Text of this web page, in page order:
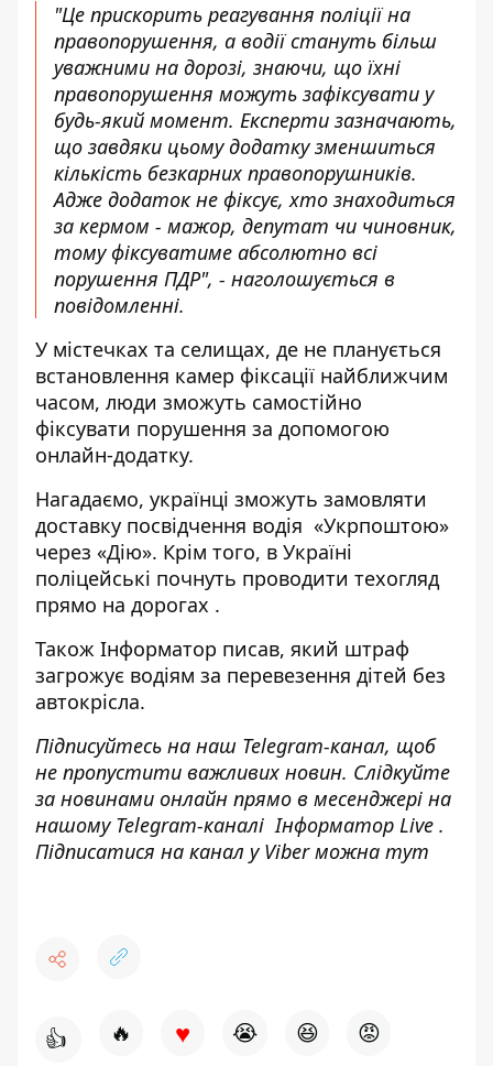
"Це прискорить реагування поліції на
правопорушення, а водії стануть більш
уважними на дорозі, знаючи, що їхні
правопорушення можуть зафіксувати у
будь-який момент. Експерти зазначають,
що завдяки цьому додатку зменшиться
кількість безкарних правопорушників.
Адже додаток не фіксує, хто знаходиться
за кермом - мажор, депутат чи чиновник,
тому фіксуватиме абсолютно всі
порушення ПДР", - наголошується в
повідомленні.
У містечках та селищах, де не планується
встановлення камер фіксації найближчим
часом, люди зможуть самостійно
фіксувати порушення за допомогою
онлайн-додатку.
Нагадаємо, українці зможуть замовляти
доставку посвідчення водія «Укрпоштою»
через «Дію». Крім того, в Україні
поліцейські почнуть проводити техогляд
прямо на дорогах .
Також Інформатор писав, який штраф
загрожує водіям за перевезення дітей без
автокрісла.
Підписуйтесь на наш Telegram-канал, щоб
не пропустити важливих новин. Слідкуйте
за новинами онлайн прямо в месенджері на
нашому Telegram-каналіІнформатор Live .
Підписатися на канал у Viber можна тут
👍 🔥 ♥ 😭 😆 😡